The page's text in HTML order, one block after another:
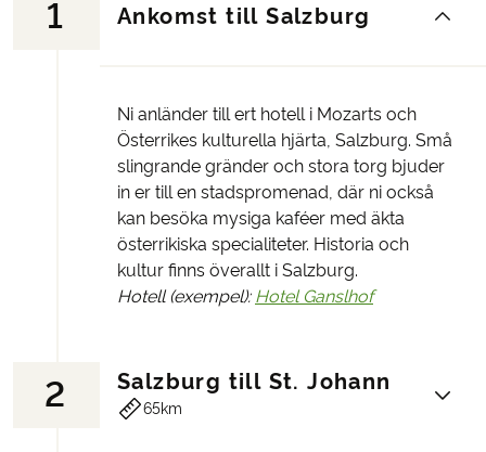
1 Ankomst till Salzburg
Ni anländer till ert hotell i Mozarts och
Österrikes kulturella hjärta, Salzburg. Små
slingrande gränder och stora torg bjuder
in er till en stadspromenad, där ni också
kan besöka mysiga kaféer med äkta
österrikiska specialiteter. Historia och
kultur finns överallt i Salzburg.
Hotell (exempel): Hotel Ganslhof
2 Salzburg till St. Johann
65km